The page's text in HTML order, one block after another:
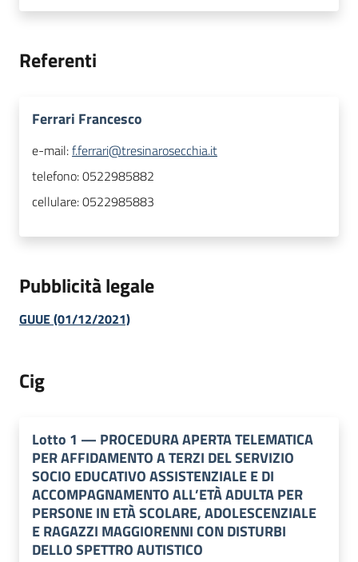
Referenti
Ferrari Francesco
e-mail:f.ferrari@tresinarosecchia.it
telefono:0522985882
cellulare:0522985883
Pubblicità legale
GUUE (01/12/2021)
Cig
Lotto 1 — PROCEDURA APERTA TELEMATICA
PER AFFIDAMENTO A TERZI DEL SERVIZIO
SOCIO EDUCATIVO ASSISTENZIALE E DI
ACCOMPAGNAMENTO ALL’ETÀ ADULTA PER
PERSONE IN ETÀ SCOLARE, ADOLESCENZIALE
E RAGAZZI MAGGIORENNI CON DISTURBI
DELLO SPETTRO AUTISTICO